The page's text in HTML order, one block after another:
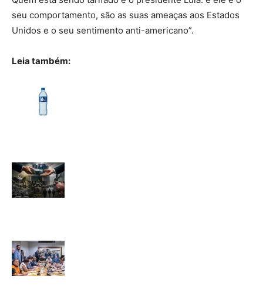
seu comportamento, são as suas ameaças aos Estados
Unidos e o seu sentimento anti-americano”.
Leia também: